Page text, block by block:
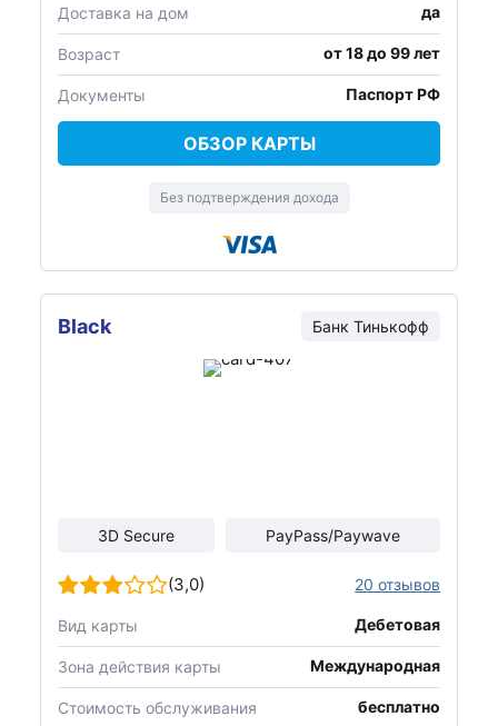
Доставка на дом да
Возраст от 18 до 99 лет
Документы Паспорт РФ
ОБЗОР КАРТЫ
Без подтверждения дохода
Black Банк Тинькофф
3D Secure PayPass/Paywave
(3,0) 20 отзывов
Вид карты Дебетовая
Зона действия карты Международная
Стоимость обслуживания бесплатно